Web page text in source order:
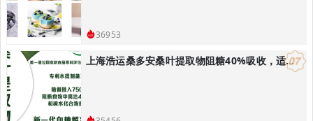
36953
上海浩运桑多安桑叶提取物阻糖40%吸收，适合开发减肥控体产品